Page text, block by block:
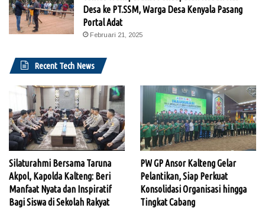
Desa ke PT.SSM, Warga Desa Kenyala Pasang
Portal Adat
Februari 21, 2025
Recent Tech News
Silaturahmi Bersama Taruna
Akpol, Kapolda Kalteng: Beri
Manfaat Nyata dan Inspiratif
Bagi Siswa di Sekolah Rakyat
PW GP Ansor Kalteng Gelar
Pelantikan, Siap Perkuat
Konsolidasi Organisasi hingga
Tingkat Cabang